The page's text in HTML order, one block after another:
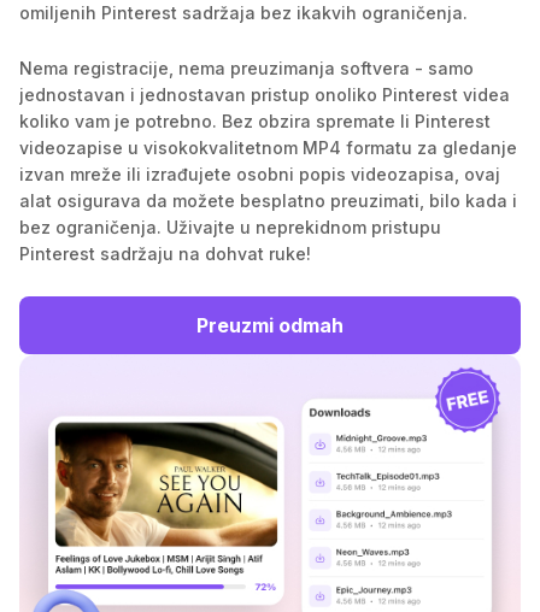
omiljenih Pinterest sadržaja bez ikakvih ograničenja.
Nema registracije, nema preuzimanja softvera - samo
jednostavan i jednostavan pristup onoliko Pinterest videa
koliko vam je potrebno. Bez obzira spremate li Pinterest
videozapise u visokokvalitetnom MP4 formatu za gledanje
izvan mreže ili izrađujete osobni popis videozapisa, ovaj
alat osigurava da možete besplatno preuzimati, bilo kada i
bez ograničenja. Uživajte u neprekidnom pristupu
Pinterest sadržaju na dohvat ruke!
Preuzmi odmah